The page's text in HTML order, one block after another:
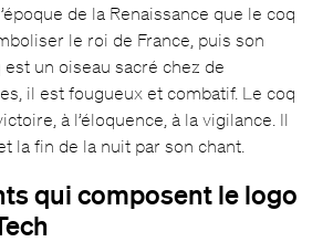
de la Renaissance que le coq
le roi de France, puis son
un oiseau sacré chez de
il est fougueux et combatif. Le coq
à l’éloquence, à la vigilance. Il
la fin de la nuit par son chant.
qui composent le logo